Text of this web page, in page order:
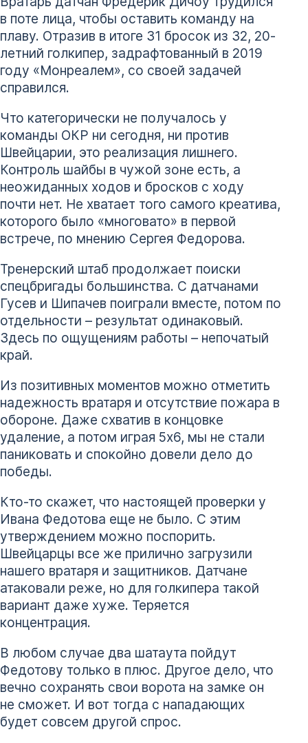
в поте лица, чтобы оставить команду на
плаву. Отразив в итоге 31 бросок из 32, 20-
летний голкипер, задрафтованный в 2019
году «Монреалем», со своей задачей
справился.
Что категорически не получалось у
команды ОКР ни сегодня, ни против
Швейцарии, это реализация лишнего.
Контроль шайбы в чужой зоне есть, а
неожиданных ходов и бросков с ходу
почти нет. Не хватает того самого креатива,
которого было «многовато» в первой
встрече, по мнению Сергея Федорова.
Тренерский штаб продолжает поиски
спецбригады большинства. С датчанами
Гусев и Шипачев поиграли вместе, потом по
отдельности – результат одинаковый.
Здесь по ощущениям работы – непочатый
край.
Из позитивных моментов можно отметить
надежность вратаря и отсутствие пожара в
обороне. Даже схватив в концовке
удаление, а потом играя 5х6, мы не стали
паниковать и спокойно довели дело до
победы.
Кто-то скажет, что настоящей проверки у
Ивана Федотова еще не было. С этим
утверждением можно поспорить.
Швейцарцы все же прилично загрузили
нашего вратаря и защитников. Датчане
атаковали реже, но для голкипера такой
вариант даже хуже. Теряется
концентрация.
В любом случае два шатаута пойдут
Федотову только в плюс. Другое дело, что
вечно сохранять свои ворота на замке он
не сможет. И вот тогда с нападающих
будет совсем другой спрос.